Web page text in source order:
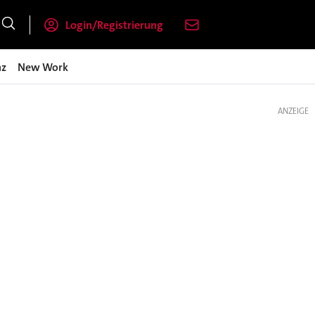
Login/Registrierung
New Work
ANZEIGE